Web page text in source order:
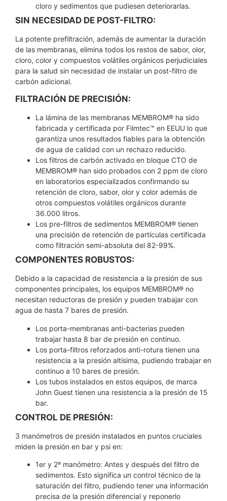
cloro y sedimentos que pudiesen deteriorarlas.
SIN NECESIDAD DE POST-FILTRO:
La potente prefiltración, además de aumentar la duración
de las membranas, elimina todos los restos de sabor, olor,
cloro, color y compuestos volátiles orgánicos perjudiciales
para la salud sin necesidad de instalar un post-filtro de
carbón adicional.
FILTRACIÓN DE PRECISIÓN:
La lámina de las membranas MEMBROM® ha sido
fabricada y certificada por Filmtec™ en EEUU lo que
garantiza unos resultados fiables para la obtención
de agua de calidad con un rechazo reducido.
Los filtros de carbón activado en bloque CTO de
MEMBROM® han sido probados con 2 ppm de cloro
en laboratorios especializados confirmando su
retención de cloro, sabor, olor y color además de
otros compuestos volátiles orgánicos durante
36.000 litros.
Los pre-filtros de sedimentos MEMBROM® tienen
una precisión de retención de partículas certificada
como filtración semi-absoluta del 82-99%.
COMPONENTES ROBUSTOS:
Debido a la capacidad de resistencia a la presión de sus
componentes principales, los equipos MEMBROM® no
necesitan reductoras de presión y pueden trabajar con
agua de hasta 7 bares de presión.
Los porta-membranas anti-bacterias pueden
trabajar hasta 8 bar de presión en continuo.
Los porta-filtros reforzados anti-rotura tienen una
resistencia a la presión altísima, pudiendo trabajar en
continuo a 10 bares de presión.
Los tubos instalados en estos equipos, de marca
John Guest tienen una resistencia a la presión de 15
bar.
CONTROL DE PRESIÓN:
3 manómetros de presión instalados en puntos cruciales
miden la presión en bar y psi en:
1er y 2º manómetro: Antes y después del filtro de
sedimentos. Esto significa un control técnico de la
saturación del filtro, pudiendo tener una información
precisa de la presión diferencial y reponerlo